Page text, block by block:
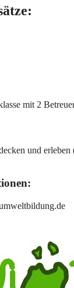
mit 2
und erleben